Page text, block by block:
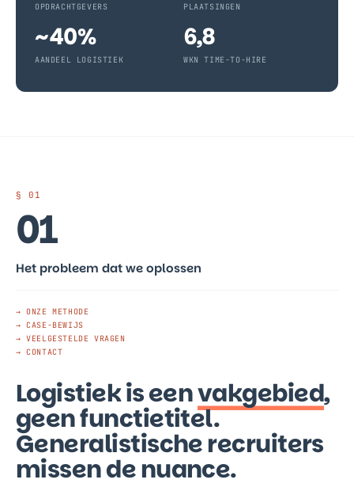
OPDRACHTGEVERS PLAATSINGEN
~40%
AANDEEL LOGISTIEK
6,8
WKN TIME-TO-HIRE
§ 01
01
Het probleem dat we oplossen
→ ONZE METHODE
→ CASE-BEWIJS
→ VEELGESTELDE VRAGEN
→ CONTACT
Logistiek is eenvakgebied,
geen functietitel.
Generalistische recruiters
missen de nuance.